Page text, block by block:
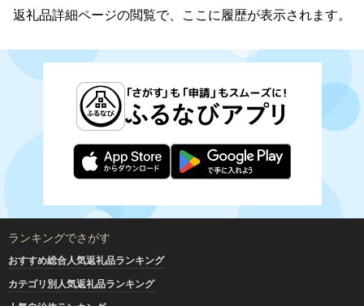
返礼品詳細ページの閲覧で、ここに履歴が表示されます。
ランキングでさがす
おすすめ総合人気返礼品ランキング
カテゴリ別人気返礼品ランキング